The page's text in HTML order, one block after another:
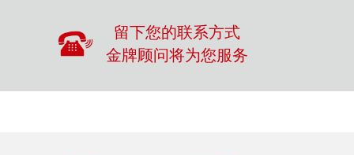
留下您的联系方式
金牌顾问将为您服务